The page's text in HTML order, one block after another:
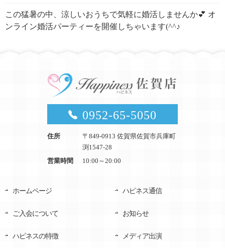
この猛暑の中、涼しいおうちで気軽に婚活しませんか💕 オ
ンライン婚活パーティーを開催しちゃいます(^^♪
0952-65-5050
住所
〒849-0913 佐賀県佐賀市兵庫町
渕1547-28
営業時間
10:00～20:00
ホームページ
ご入会について
ハピネスの特徴
ハピネス通信
お知らせ
メディア出演